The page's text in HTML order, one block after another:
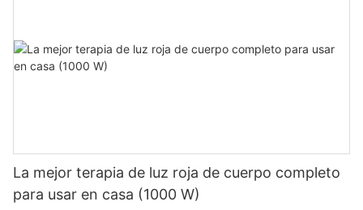
La mejor terapia de luz roja de cuerpo completo
para usar en casa (1000 W)